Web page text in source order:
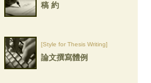
稿 約
[Style for Thesis Writing]
論文撰寫體例